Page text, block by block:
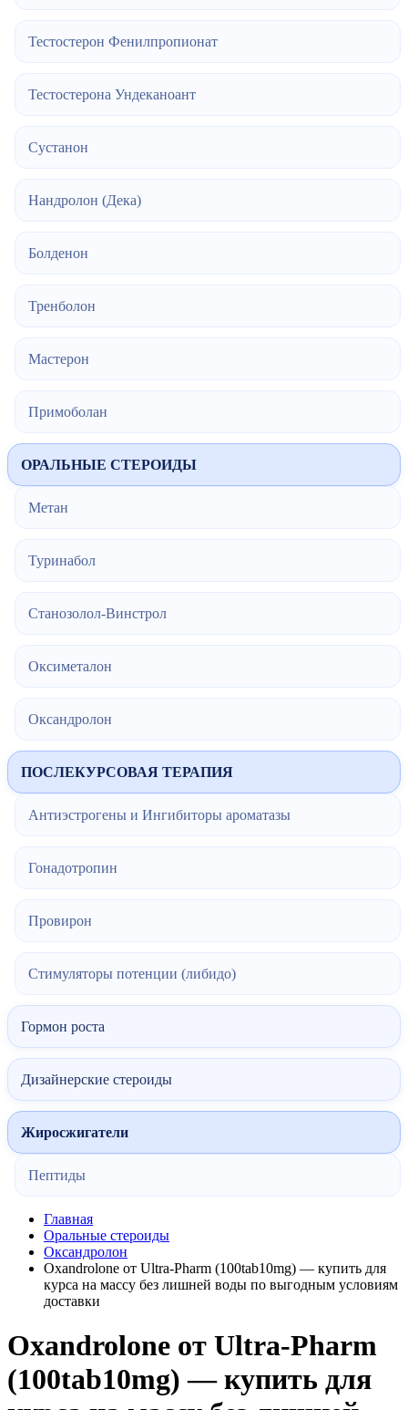
Тестостерон Фенилпропионат
Тестостерона Ундеканоант
Сустанон
Нандролон (Дека)
Болденон
Тренболон
Мастерон
Примоболан
ОРАЛЬНЫЕ СТЕРОИДЫ
Метан
Туринабол
Станозолол-Винстрол
Оксиметалон
Оксандролон
ПОСЛЕКУРСОВАЯ ТЕРАПИЯ
Антиэстрогены и Ингибиторы ароматазы
Гонадотропин
Провирон
Стимуляторы потенции (либидо)
Гормон роста
Дизайнерские стероиды
Жиросжигатели
Пептиды
Главная
Оральные стероиды
Оксандролон
Oxandrolone от Ultra-Pharm (100tab10mg) — купить для
курса на массу без лишней воды по выгодным условиям
доставки
Oxandrolone от Ultra-Pharm
(100tab10mg) — купить для